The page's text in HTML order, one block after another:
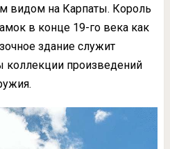
видом на Карпаты. Король
в конце 19-го века как
здание служит
коллекции произведений